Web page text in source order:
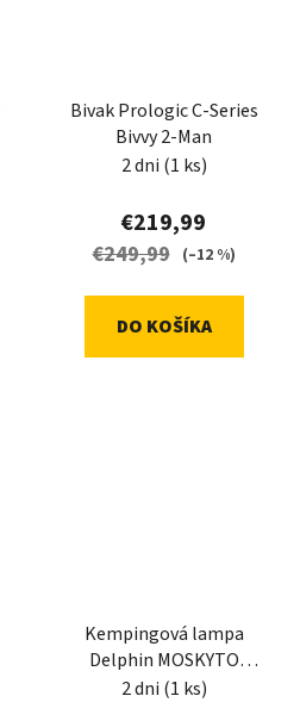
Bivak Prologic C-Series
Bivvy 2-Man
2 dni (1 ks)
€219,99
€249,99 (–12 %)
DO KOŠÍKA
Kempingová lampa
Delphin MOSKYTO
3W/2600mAh
2 dni (1 ks)